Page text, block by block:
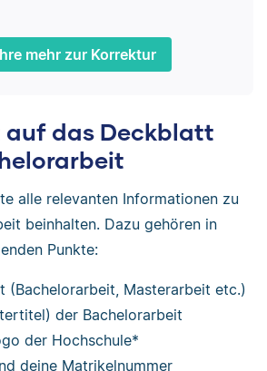
mehr zur Korrektur
auf das Deckblatt
alle relevanten Informationen zu
beinhalten. Dazu gehören in
Punkte:
(Bachelorarbeit, Masterarbeit etc.)
der Bachelorarbeit
der Hochschule*
deine Matrikelnummer